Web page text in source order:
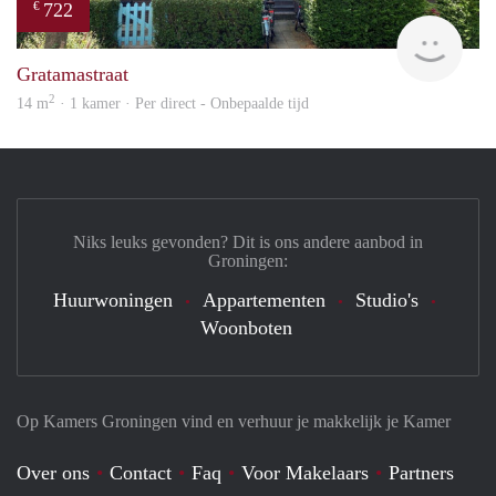
€ 722
Gratamastraat
14 m2 · 1 kamer · Per direct - Onbepaalde tijd
Op Kamers Groningen vind en verhuur je makkelijk je Kamer
Over ons Contact Faq Voor Makelaars Partners
Niks leuks gevonden? Dit is ons andere aanbod in
Groningen:
Huurwoningen Appartementen
Studio's
Woonboten